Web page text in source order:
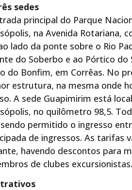
sedes
principal do Parque
na Avenida Rotariana,
lado da ponte sobre o Rio
do Soberbo e ao Pórtico
do Bonfim, em Corrêas. No
estrutura, na mesma onde
A sede Guapimirim está
no quilômetro 98,5.
permitido o ingresso
de ingressos. As tarifas
havendo descontos para
de clubes excursionistas.